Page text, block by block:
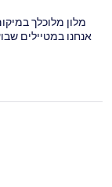
מלון מלוכלך
אנחנו במטיילים